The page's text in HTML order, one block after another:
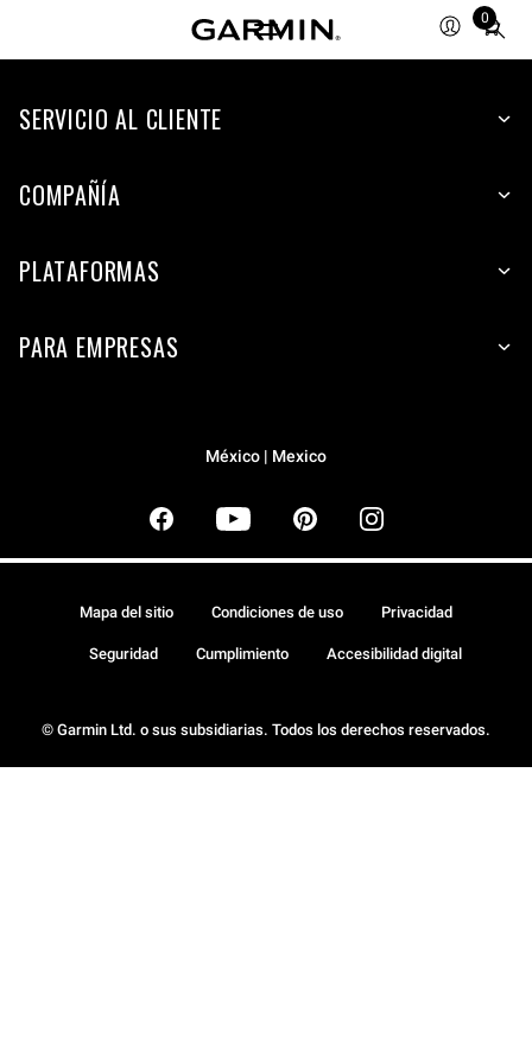
0
Total
items
cart:
SERVICIO AL CLIENTE
COMPAÑÍA
PLATAFORMAS
PARA EMPRESAS
México | Mexico
© Garmin Ltd. o sus subsidiarias. Todos los derechos reservados.
Mapa del sitio Condiciones de uso Privacidad
Seguridad Cumplimiento Accesibilidad digital